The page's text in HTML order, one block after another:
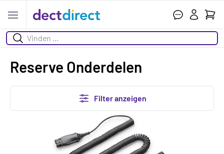
Open menu
Suchen
Ihr
Reserve Onderdelen
Filter anzeigen